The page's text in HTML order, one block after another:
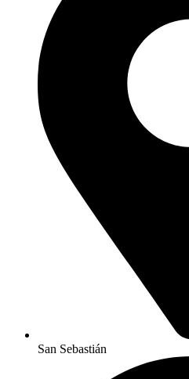
San Sebastián